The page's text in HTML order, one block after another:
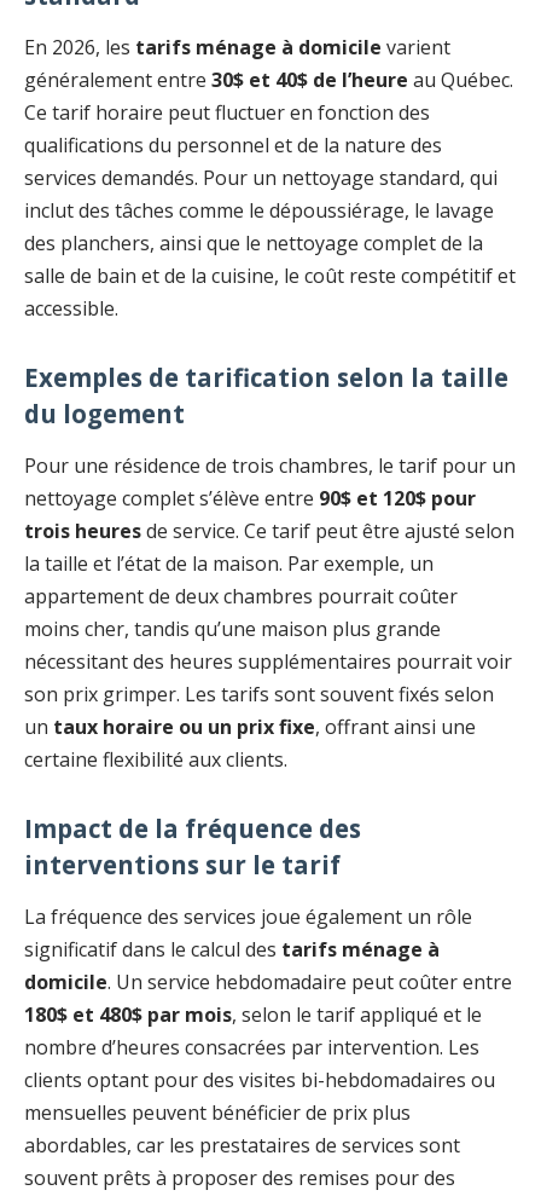
En 2026, les tarifs ménage à domicile varient
généralement entre 30$ et 40$ de l’heure au Québec.
Ce tarif horaire peut fluctuer en fonction des
qualifications du personnel et de la nature des
services demandés. Pour un nettoyage standard, qui
inclut des tâches comme le dépoussiérage, le lavage
des planchers, ainsi que le nettoyage complet de la
salle de bain et de la cuisine, le coût reste compétitif et
accessible.
Exemples de tarification selon la taille
du logement
Pour une résidence de trois chambres, le tarif pour un
nettoyage complet s’élève entre 90$ et 120$ pour
trois heuresde service. Ce tarif peut être ajusté selon
la taille et l’état de la maison. Par exemple, un
appartement de deux chambres pourrait coûter
moins cher, tandis qu’une maison plus grande
nécessitant des heures supplémentaires pourrait voir
son prix grimper. Les tarifs sont souvent fixés selon
un taux horaire ou un prix fixe, offrant ainsi une
certaine flexibilité aux clients.
Impact de la fréquence des
interventions sur le tarif
La fréquence des services joue également un rôle
significatif dans le calcul des tarifs ménage à
domicile. Un service hebdomadaire peut coûter entre
180$ et 480$ par mois, selon le tarif appliqué et le
nombre d’heures consacrées par intervention. Les
clients optant pour des visites bi-hebdomadaires ou
mensuelles peuvent bénéficier de prix plus
abordables, car les prestataires de services sont
souvent prêts à proposer des remises pour des